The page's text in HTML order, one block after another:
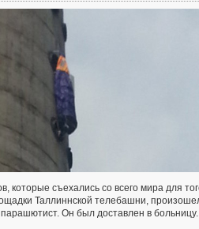
которые съехались со всего мира для
Таллиннской телебашни,
Он был доставлен в больницу.